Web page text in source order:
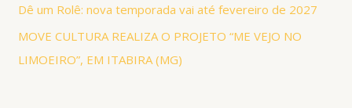
Dê um Rolê: nova temporada vai até fevereiro de 2027
MOVE CULTURA REALIZA O PROJETO “ME VEJO NO
LIMOEIRO”, EM ITABIRA (MG)